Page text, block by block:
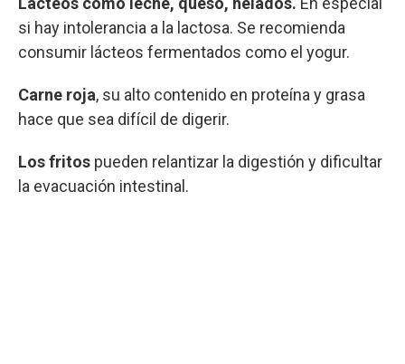
si hay intolerancia a la lactosa. Se recomienda
consumir lácteos fermentados como el yogur.
Carne roja, su alto contenido en proteína y grasa
hace que sea difícil de digerir.
Los fritos pueden relantizar la digestión y dificultar
la evacuación intestinal.